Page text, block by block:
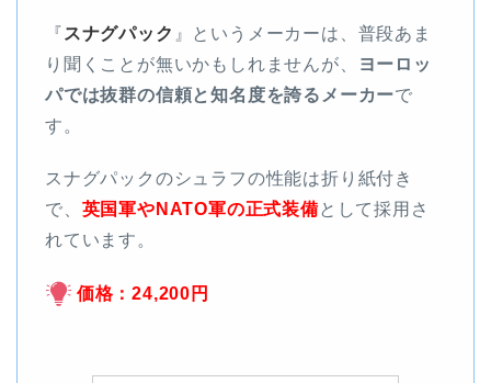
『 スナグパック 』というメーカーは、普段あま
り聞くことが無いかもしれませんが、
ヨーロッ
パでは抜群の信頼と知名度を誇るメーカーで
す。
スナグパックのシュラフの性能は折り紙付き
で、 英国軍やNATO軍の正式装備 として採用さ
れています。
価格：24,200円